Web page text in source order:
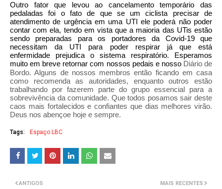
Outro fator que levou ao cancelamento temporário das
pedaladas foi o fato de que se um ciclista precisar de
atendimento de urgência em uma UTI ele poderá não poder
contar com ela, tendo em vista que a maioria das UTis estão
sendo preparadas para os portadores da Covid-19 que
necessitam da UTI para poder respirar já que está
enfermidade prejudica o sistema respiratório. Esperamos
muito em breve retornar com nossos pedais e nosso Diário de
Bordo. Alguns de nossos membros então ficando em casa
como recomenda as autoridades, enquanto outros estão
trabalhando por fazerem parte do grupo essencial para a
sobrevivência da comunidade. Que todos posamos sair deste
caos mais fortalecidos e confiantes que dias melhores virão.
Deus nos abençoe hoje e sempre.
Tags: Espaço LBC
MAIS RECENTES
ANTIGOS